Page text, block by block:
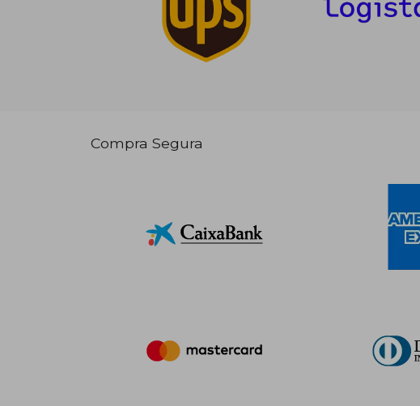
Compra Segura